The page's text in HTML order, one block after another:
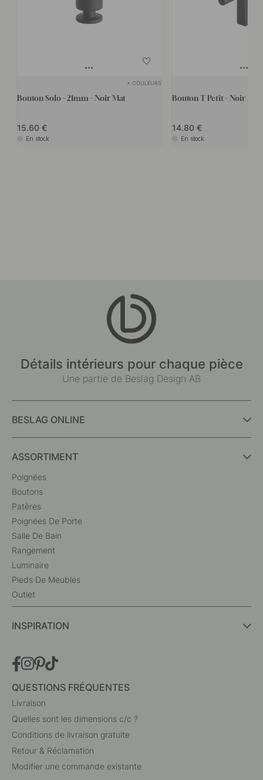
+ COULEURS
Bouton Solo - 21mm - Noir Mat
15.60
En stock
Bouton T Petit - Noir Mat
14.80
En stock
Détails intérieurs pour chaque pièce
Une partie de Beslag Design AB
BESLAG ONLINE
ASSORTIMENT
Poignées
Boutons
Patères
Poignées De Porte
Salle De Bain
Rangement
Luminaire
Pieds De Meubles
Outlet
INSPIRATION
QUESTIONS FRÉQUENTES
Livraison
Quelles sont les dimensions c/c ?
Conditions de livraison gratuite
Retour & Réclamation
Modifier une commande existante